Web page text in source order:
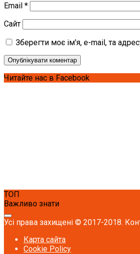
Email *
Сайт
Зберегти моє ім'я, e-mail, та
Читайте нас в Facebook
ТОП
Важливо знати
Усі права захищені © 2017-2018.
Карта сайта
Cookie Policy